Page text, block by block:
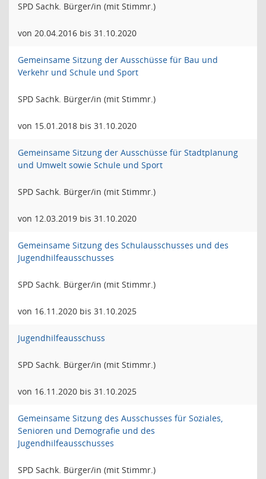
SPD Sachk. Bürger/in (mit Stimmr.)
von 20.04.2016 bis 31.10.2020
Gemeinsame Sitzung der Ausschüsse für Bau und
Verkehr und Schule und Sport
SPD Sachk. Bürger/in (mit Stimmr.)
von 15.01.2018 bis 31.10.2020
Gemeinsame Sitzung der Ausschüsse für Stadtplanung
und Umwelt sowie Schule und Sport
SPD Sachk. Bürger/in (mit Stimmr.)
von 12.03.2019 bis 31.10.2020
Gemeinsame Sitzung des Schulausschusses und des
Jugendhilfeausschusses
SPD Sachk. Bürger/in (mit Stimmr.)
von 16.11.2020 bis 31.10.2025
Jugendhilfeausschuss
SPD Sachk. Bürger/in (mit Stimmr.)
von 16.11.2020 bis 31.10.2025
Gemeinsame Sitzung des Ausschusses für Soziales,
Senioren und Demografie und des
Jugendhilfeausschusses
SPD Sachk. Bürger/in (mit Stimmr.)